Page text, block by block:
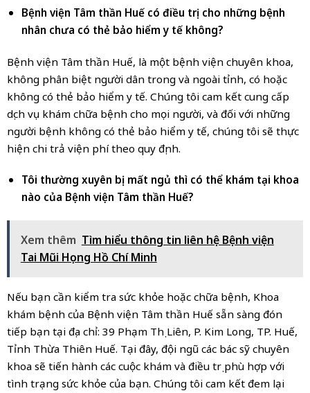
Bệnh viện Tâm thần Huế có điều trị cho những bệnh
nhân chưa có thẻ bảo hiểm y tế không?
Bệnh viện Tâm thần Huế, là một bệnh viện chuyên khoa,
không phân biệt người dân trong và ngoài tỉnh, có hoặc
không có thẻ bảo hiểm y tế. Chúng tôi cam kết cung cấp
dịch vụ khám chữa bệnh cho mọi người, và đối với những
người bệnh không có thẻ bảo hiểm y tế, chúng tôi sẽ thực
hiện chi trả viện phí theo quy định.
Tôi thường xuyên bị mất ngủ thì có thể khám tại khoa
nào của Bệnh viện Tâm thần Huế?
Xem thêm Tìm hiểu thông tin liên hệ Bệnh viện
Tai Mũi Họng Hồ Chí Minh
Nếu bạn cần kiểm tra sức khỏe hoặc chữa bệnh, Khoa
khám bệnh của Bệnh viện Tâm thần Huế sẵn sàng đón
tiếp bạn tại địa chỉ: 39 Phạm Thị Liên, P. Kim Long, TP. Huế,
Tỉnh Thừa Thiên Huế. Tại đây, đội ngũ các bác sỹ chuyên
khoa sẽ tiến hành các cuộc khám và điều trị phù hợp với
tình trạng sức khỏe của bạn. Chúng tôi cam kết đem lại